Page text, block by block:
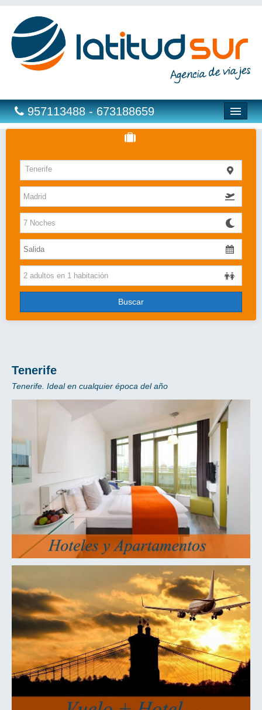
957113488 - 673188659
Hoteles
Costas
Islas
Caribe
Bahia Principe
Cruceros
Grandes Viajes
Más..
Disney
Entradas/Ocio
Blog
Tenerife
Buscar
Tenerife
Tenerife. Ideal en cualquier época del año